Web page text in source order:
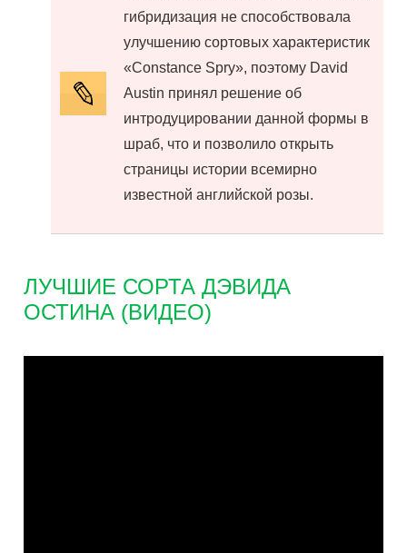
гибридизация не способствовала
улучшению сортовых характеристик
«Constance Spry», поэтому David
Austin принял решение об
интродуцировании данной формы в
шраб, что и позволило открыть
страницы истории всемирно
известной английской розы.
ЛУЧШИЕ СОРТА ДЭВИДА
ОСТИНА (ВИДЕО)